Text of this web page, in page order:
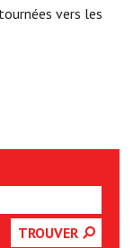
vers les
TROUVER